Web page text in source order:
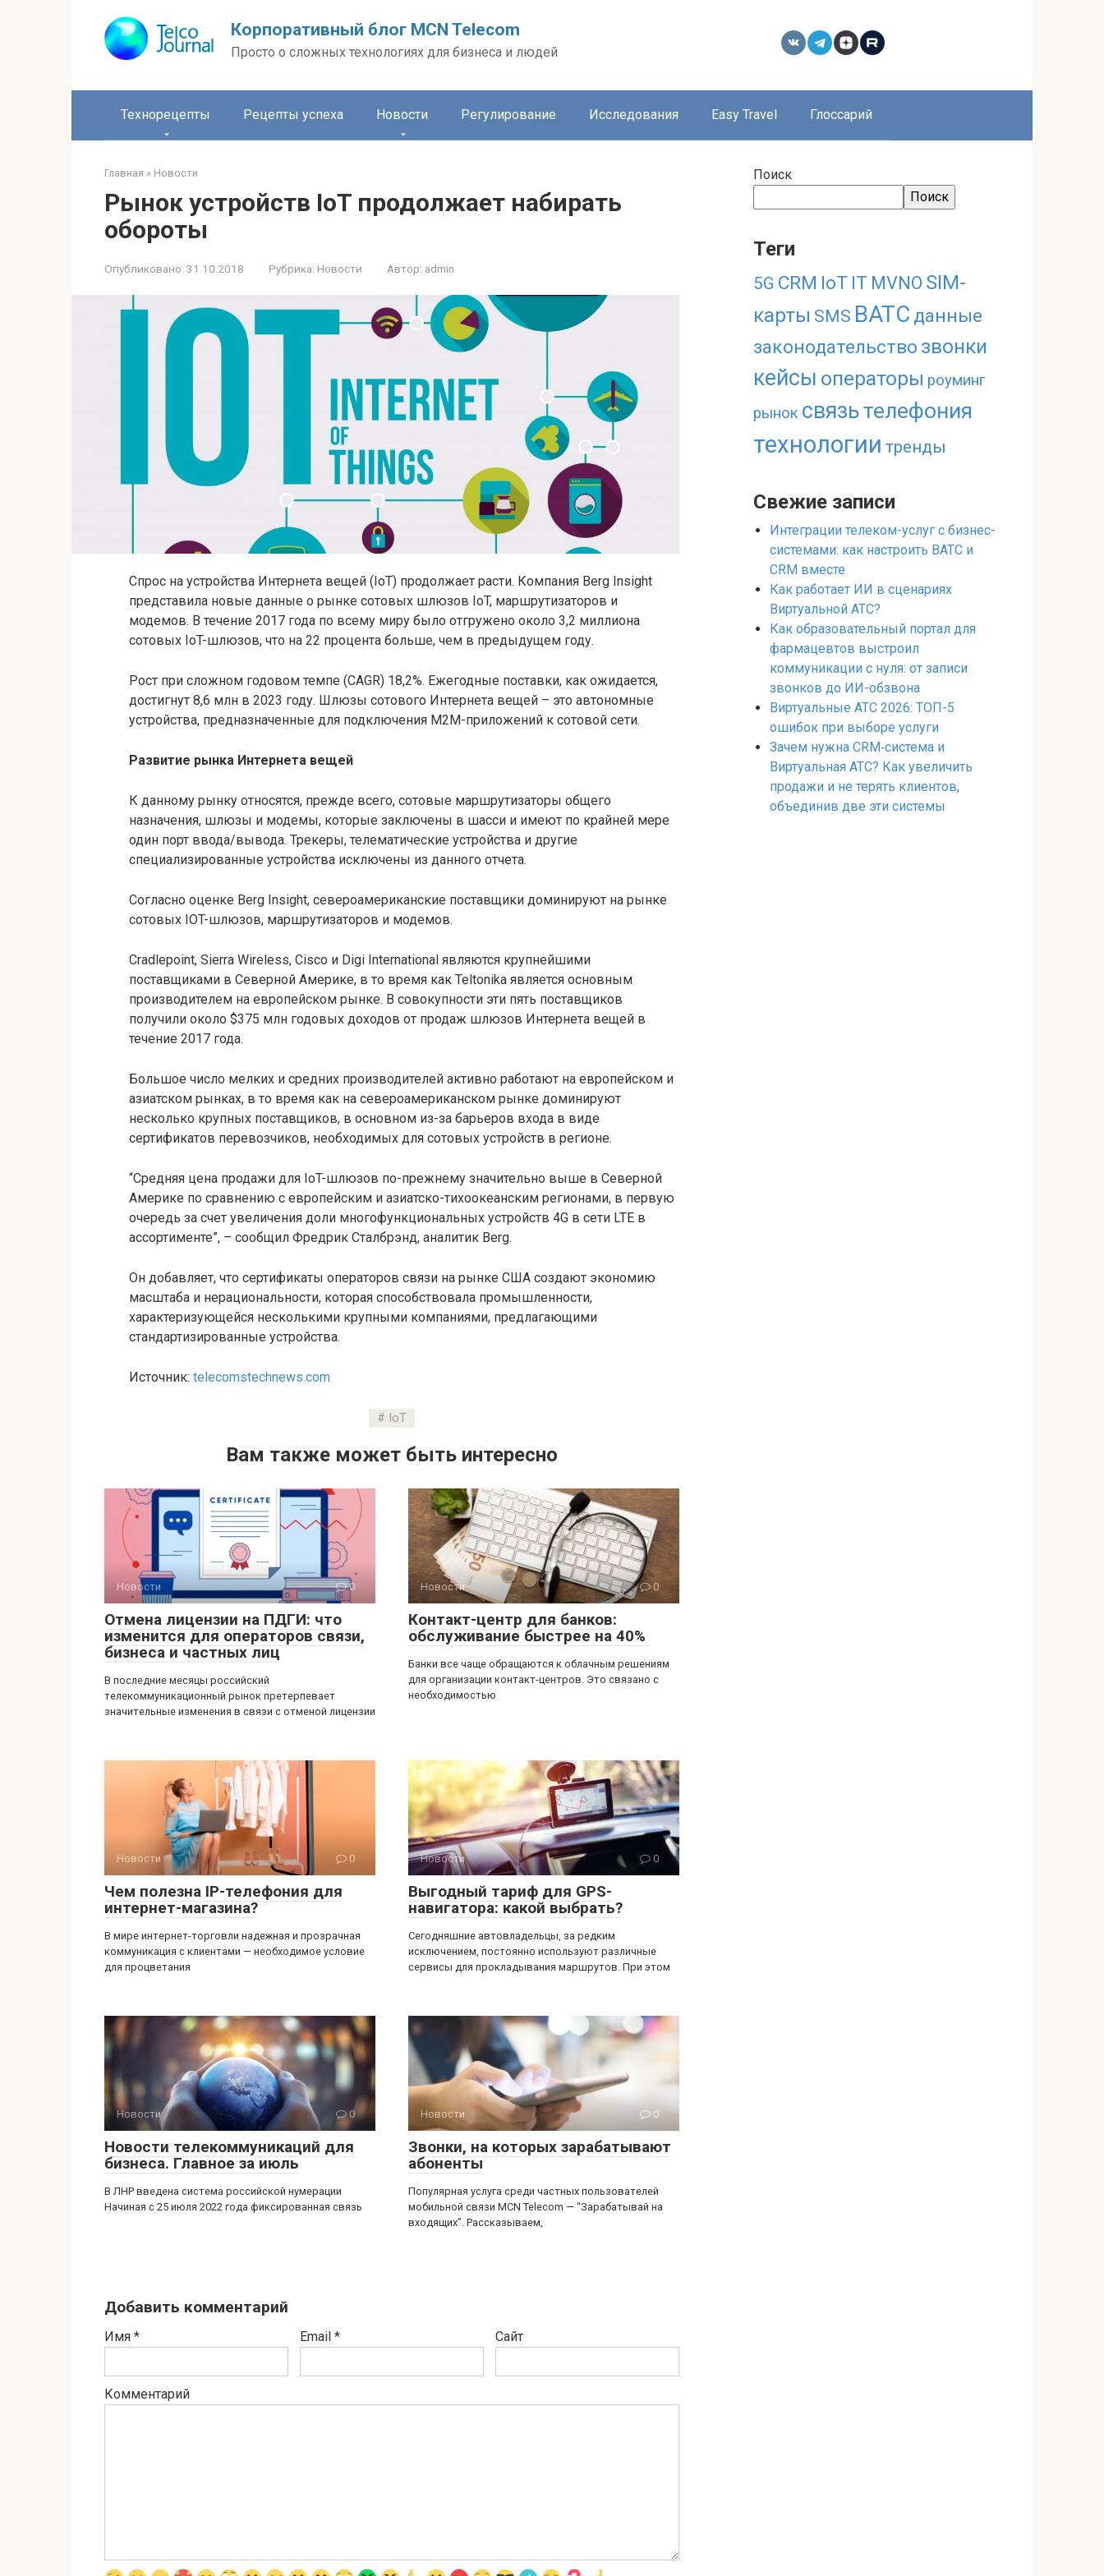
Корпоративный блог MCN Telecom
Просто о сложных технологиях для бизнеса и людей
Технорецепты Рецепты успеха Новости Регулирование Исследования Easy Travel Глоссарий
Главная » Новости
Рынок устройств IoT продолжает набирать
обороты
Опубликовано: 31.10.2018 Рубрика: Новости Автор: admin
Спрос на устройства Интернета вещей (IoT) продолжает расти. Компания Berg Insight
представила новые данные о рынке сотовых шлюзов IoT, маршрутизаторов и
модемов. В течение 2017 года по всему миру было отгружено около 3,2 миллиона
сотовых IoT-шлюзов, что на 22 процента больше, чем в предыдущем году.
Рост при сложном годовом темпе (CAGR) 18,2%. Ежегодные поставки, как ожидается,
достигнут 8,6 млн в 2023 году. Шлюзы сотового Интернета вещей – это автономные
устройства, предназначенные для подключения M2M-приложений к сотовой сети.
Развитие рынка Интернета вещей
К данному рынку относятся, прежде всего, сотовые маршрутизаторы общего
назначения, шлюзы и модемы, которые заключены в шасси и имеют по крайней мере
один порт ввода/вывода. Трекеры, телематические устройства и другие
специализированные устройства исключены из данного отчета.
Согласно оценке Berg Insight, североамериканские поставщики доминируют на рынке
сотовых IOT-шлюзов, маршрутизаторов и модемов.
Cradlepoint, Sierra Wireless, Cisco и Digi International являются крупнейшими
поставщиками в Северной Америке, в то время как Teltonika является основным
производителем на европейском рынке. В совокупности эти пять поставщиков
получили около $375 млн годовых доходов от продаж шлюзов Интернета вещей в
течение 2017 года.
Большое число мелких и средних производителей активно работают на европейском и
азиатском рынках, в то время как на североамериканском рынке доминируют
несколько крупных поставщиков, в основном из-за барьеров входа в виде
сертификатов перевозчиков, необходимых для сотовых устройств в регионе.
“Средняя цена продажи для IoT-шлюзов по-прежнему значительно выше в Северной
Америке по сравнению с европейским и азиатско-тихоокеанским регионами, в первую
очередь за счет увеличения доли многофункциональных устройств 4G в сети LTE в
ассортименте”, – сообщил Фредрик Сталбрэнд, аналитик Berg.
Он добавляет, что сертификаты операторов связи на рынке США создают экономию
масштаба и нерациональности, которая способствовала промышленности,
характеризующейся несколькими крупными компаниями, предлагающими
стандартизированные устройства.
Источник: telecomstechnews.com
IoT
Вам также может быть интересно
Новости 0
Отмена лицензии на ПДГИ: что
изменится для операторов связи,
бизнеса и частных лиц
В последние месяцы российский
телекоммуникационный рынок претерпевает
значительные изменения в связи с отменой лицензии
Новости 0
Контакт-центр для банков:
обслуживание быстрее на 40%
Банки все чаще обращаются к облачным решениям
для организации контакт-центров. Это связано с
необходимостью
Новости 0
Чем полезна IP-телефония для
интернет-магазина?
В мире интернет-торговли надежная и прозрачная
коммуникация с клиентами — необходимое условие
для процветания
Новости 0
Выгодный тариф для GPS-
навигатора: какой выбрать?
Сегодняшние автовладельцы, за редким
исключением, постоянно используют различные
сервисы для прокладывания маршрутов. При этом
Новости 0
Новости телекоммуникаций для
бизнеса. Главное за июль
В ЛНР введена система российской нумерации
Начиная с 25 июля 2022 года фиксированная связь
Новости 0
Звонки, на которых зарабатывают
абоненты
Популярная услуга среди частных пользователей
мобильной связи MCN Telecom — “Зарабатывай на
входящих”. Рассказываем,
Добавить комментарий
Имя * Email * Сайт
Комментарий
Поиск
Поиск
Теги
5G CRM IoT IT MVNO SIM-
карты SMS ВАТС данные
законодательство звонки
кейсы операторы роуминг
рынок связьтелефония
технологии тренды
Свежие записи
Интеграции телеком-услуг с бизнес-
системами: как настроить ВАТС и
CRM вместе
Как работает ИИ в сценариях
Виртуальной АТС?
Как образовательный портал для
фармацевтов выстроил
коммуникации с нуля: от записи
звонков до ИИ-обзвона
Виртуальные АТС 2026: ТОП-5
ошибок при выборе услуги
Зачем нужна CRM‑система и
Виртуальная АТС? Как увеличить
продажи и не терять клиентов,
объединив две эти системы